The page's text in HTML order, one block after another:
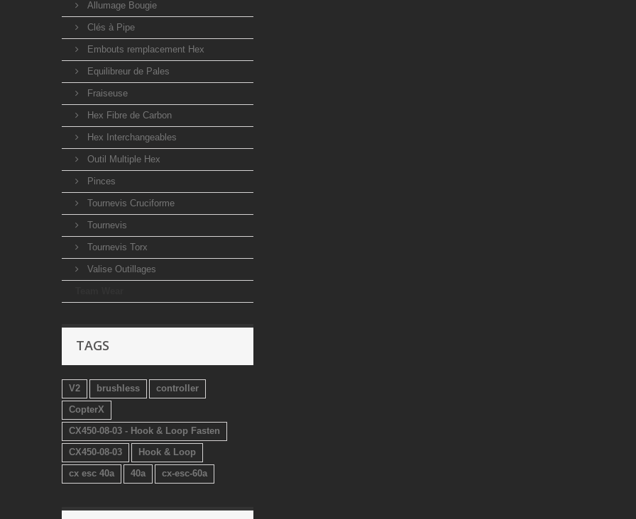
Allumage Bougie
Clés à Pipe
Embouts remplacement Hex
Equilibreur de Pales
Fraiseuse
Hex Fibre de Carbon
Hex Interchangeables
Outil Multiple Hex
Pinces
Tournevis Cruciforme
Tournevis
Tournevis Torx
Valise Outillages
TAGS
V2 brushless
controller
CopterX
CX450-08-03 - Hook & Loop Fasten
CX450-08-03
Hook & Loop
cx esc 40a
40a cx-esc-60a